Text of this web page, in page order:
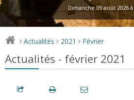
Dimanche 09 août 2026 à
> Actualités > 2021 > Février
Actualités - février 2021